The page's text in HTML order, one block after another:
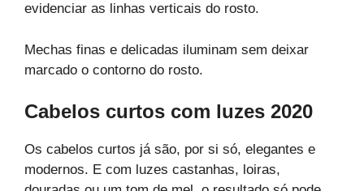
evidenciar as linhas verticais do rosto.
Mechas finas e delicadas iluminam sem deixar
marcado o contorno do rosto.
Cabelos curtos com luzes 2020
Os cabelos curtos já são, por si só, elegantes e
modernos. E com luzes castanhas, loiras,